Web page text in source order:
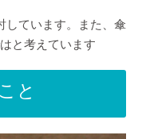
しています。また、傘
と考えています
と